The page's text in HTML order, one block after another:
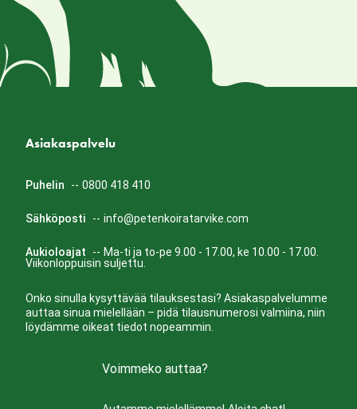
Asiakaspalvelu
Puhelin -- 0800 418 410
Sähköposti -- info@petenkoiratarvike.com
Aukioloajat -- Ma-ti ja to-pe 9.00 - 17.00, ke 10.00 - 17.00.
Viikonloppuisin suljettu.
Onko sinulla kysyttävää tilauksestasi? Asiakaspalvelumme
auttaa sinua mielellään – pidä tilausnumerosi valmiina, niin
löydämme oikeat tiedot nopeammin.
Voimmeko auttaa?